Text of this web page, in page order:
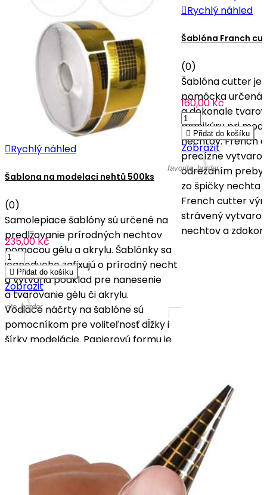
Rychlý náhled
Šablona na modelaci nehtů 500ks
(0)
Samolepiace šablóny sú určené na
predlžovanie prírodných nechtov
pomocou gélu a akrylu. Šablónky sa
jednoducho zafixujú o prírodný necht
a vytvoria podklad pre nanesenie
a tvarovanie gélu či akrylu.
Vodiace náčrty na šablóne sú
pomocníkom pre voliteľnosť dĺžky i
šírky modelácie. Papierovú formu je
235,00 Kč
 Přidat do košíku
Zobrazit
Rychlý náhled
Šablóna Franch
(0)
Šablóna cutter je
pomôcka určená
a dokonale
manikúru pri
nechtov. French
precízne
odrezaním
zo špičky nechta
French cutter
strávený
nechtov a
160,00 Kč
 Přidat do košíku
Zobrazit
favorite_border